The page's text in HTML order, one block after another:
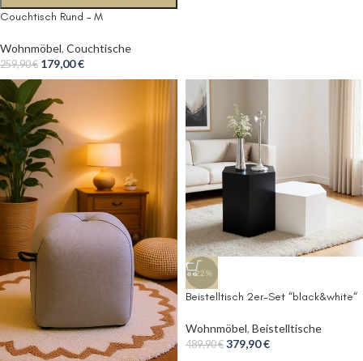
Couchtisch Rund – M
Wohnmöbel, Couchtische
259,90€ 179,00€
-22%
Beistelltisch 2er-Set “black&white“
Wohnmöbel, Beistelltische
489,90€ 379,90€